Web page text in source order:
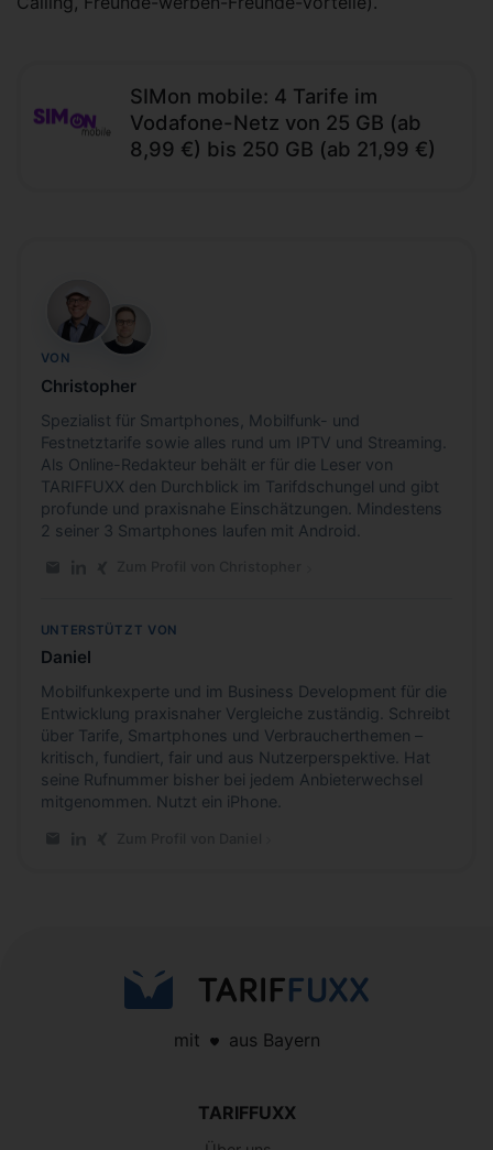
SIMon mobile: 4 Tarife im
Vodafone-Netz von 25 GB (ab
8,99 €) bis 250 GB (ab 21,99 €)
CB
DH
VON
Christopher
Spezialist für Smartphones, Mobilfunk- und
Festnetztarife sowie alles rund um IPTV und Streaming.
Als Online-Redakteur behält er für die Leser von
TARIFFUXX den Durchblick im Tarifdschungel und gibt
profunde und praxisnahe Einschätzungen. Mindestens
2 seiner 3 Smartphones laufen mit Android.
UNTERSTÜTZT VON
Daniel
Mobilfunkexperte und im Business Development für die
Entwicklung praxisnaher Vergleiche zuständig. Schreibt
über Tarife, Smartphones und Verbraucherthemen –
kritisch, fundiert, fair und aus Nutzerperspektive. Hat
seine Rufnummer bisher bei jedem Anbieterwechsel
mitgenommen. Nutzt ein iPhone.
mit aus Bayern
TARIFFUXX